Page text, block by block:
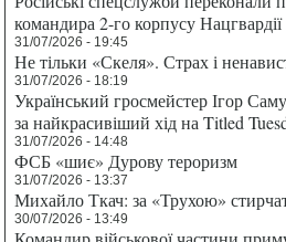
командира 2-го корпусу Нацгвардії
31/07/2026 - 19:45
Не тільки «Скеля». Страх і
31/07/2026 - 18:19
Український гросмейстер Ігор
за найкрасивіший хід на Titled
31/07/2026 - 14:48
ФСБ «шиє» Дурову тероризм
31/07/2026 - 13:37
Михайло Ткач: за «Трухою»
30/07/2026 - 13:49